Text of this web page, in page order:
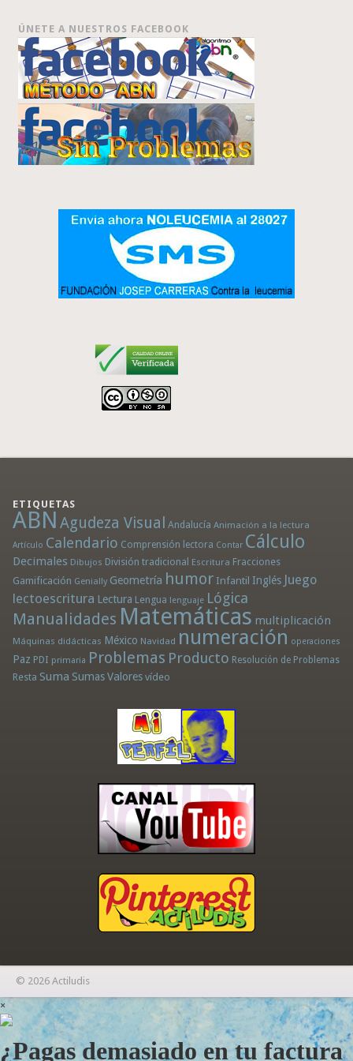
ÚNETE A NUESTROS FACEBOOK
ETIQUETAS
ABN Agudeza Visual Andalucía Animación a la lectura
Artículo Calendario Comprensión lectora Contar Cálculo
Decimales Dibujos División tradicional Escritura Fracciones
Gamificación Genially Geometría humor Infantil Inglés Juego
lectoescritura Lectura Lengua lenguaje Lógica
Manualidades Matemáticas multiplicación
Máquinas didácticas México Navidad numeración operaciones
Paz PDI primaria Problemas Producto Resolución de Problemas
Resta Suma Sumas Valores vídeo
© 2026 Actiludis
×
¿Pagas demasiado en tu factura